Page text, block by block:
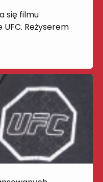
się filmu
Reżyserem